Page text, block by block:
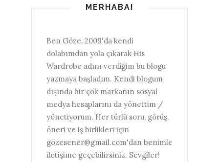
MERHABA!
Ben Göze, 2009'da kendi
dolabımdan yola çıkarak His
Wardrobe adını verdiğim bu blogu
yazmaya başladım. Kendi blogum
dışında bir çok markanın sosyal
medya hesaplarını da yönettim /
yönetiyorum. Her türlü soru, görüş,
öneri ve iş birlikleri için
gozesener@gmail.com'dan benimle
iletişime geçebilirsiniz. Sevgiler!